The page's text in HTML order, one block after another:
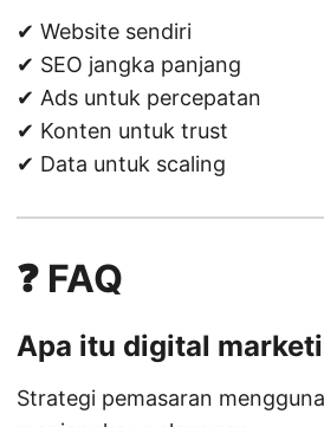
✔ Website sendiri
✔ SEO jangka panjang
✔ Ads untuk percepatan
✔ Konten untuk trust
✔ Data untuk scaling
❓ FAQ
Apa itu digital
Strategi pemasaran